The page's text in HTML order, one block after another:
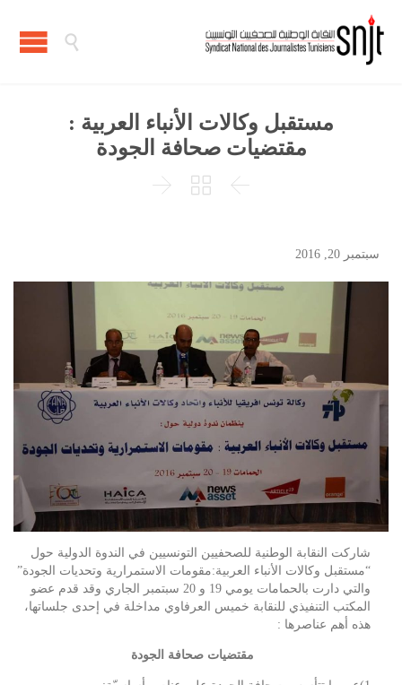

مستقبل وكالات الأنباء العربية :
مقتضيات صحافة الجودة



سبتمبر 20, 2016
شاركت النقابة الوطنية للصحفيين التونسيين في الندوة الدولية حول
“مستقبل وكالات الأنباء العربية:مقومات الاستمرارية وتحديات الجودة”
والتي دارت بالحمامات يومي 19 و 20 سبتمبر الجاري وقد قدم عضو
المكتب التنفيذي للنقابة خميس العرفاوي مداخلة في إحدى جلساتها،
هذه أهم عناصرها :
مقتضيات صحافة الجودة